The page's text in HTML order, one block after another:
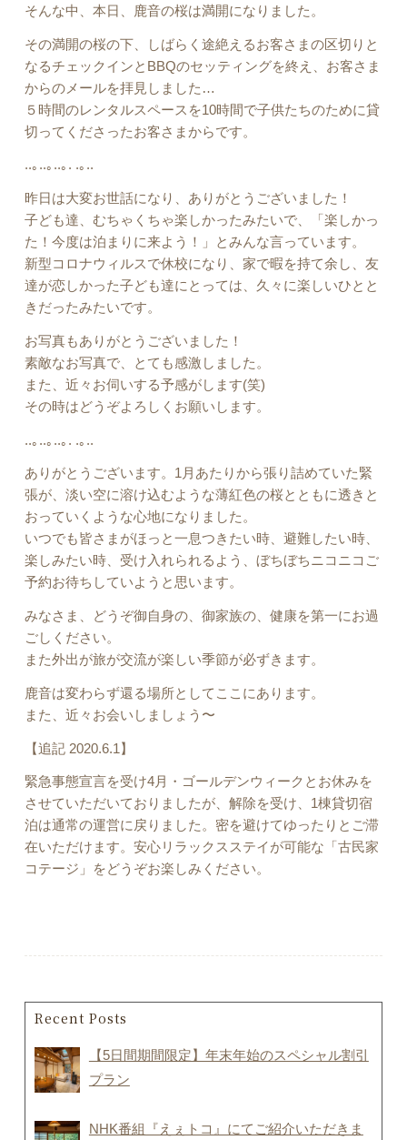
そんな中、本日、鹿音の桜は満開になりました。
その満開の桜の下、しばらく途絶えるお客さまの区切りと
なるチェックインとBBQのセッティングを終え、お客さま
からのメールを拝見しました…
５時間のレンタルスペースを10時間で子供たちのために貸
切ってくださったお客さまからです。
..｡..｡..｡. .｡..
昨日は大変お世話になり、ありがとうございました！
子ども達、むちゃくちゃ楽しかったみたいで、「楽しかっ
た！今度は泊まりに来よう！」とみんな言っています。
新型コロナウィルスで休校になり、家で暇を持て余し、友
達が恋しかった子ども達にとっては、久々に楽しいひとと
きだったみたいです。
お写真もありがとうございました！
素敵なお写真で、とても感激しました。
また、近々お伺いする予感がします(笑)
その時はどうぞよろしくお願いします。
..｡..｡..｡. .｡..
ありがとうございます。1月あたりから張り詰めていた緊
張が、淡い空に溶け込むような薄紅色の桜とともに透きと
おっていくような心地になりました。
いつでも皆さまがほっと一息つきたい時、避難したい時、
楽しみたい時、受け入れられるよう、ぼちぼちニコニコご
予約お待ちしていようと思います。
みなさま、どうぞ御自身の、御家族の、健康を第一にお過
ごしください。
また外出が旅が交流が楽しい季節が必ずきます。
鹿音は変わらず還る場所としてここにあります。
また、近々お会いしましょう〜
【追記 2020.6.1】
緊急事態宣言を受け4月・ゴールデンウィークとお休みを
させていただいておりましたが、解除を受け、1棟貸切宿
泊は通常の運営に戻りました。密を避けてゆったりとご滞
在いただけます。安心リラックスステイが可能な「古民家
コテージ」をどうぞお楽しみください。
Recent Posts
【5日間期間限定】年末年始のスペシャル割引
プラン
NHK番組『えぇトコ』にてご紹介いただきま